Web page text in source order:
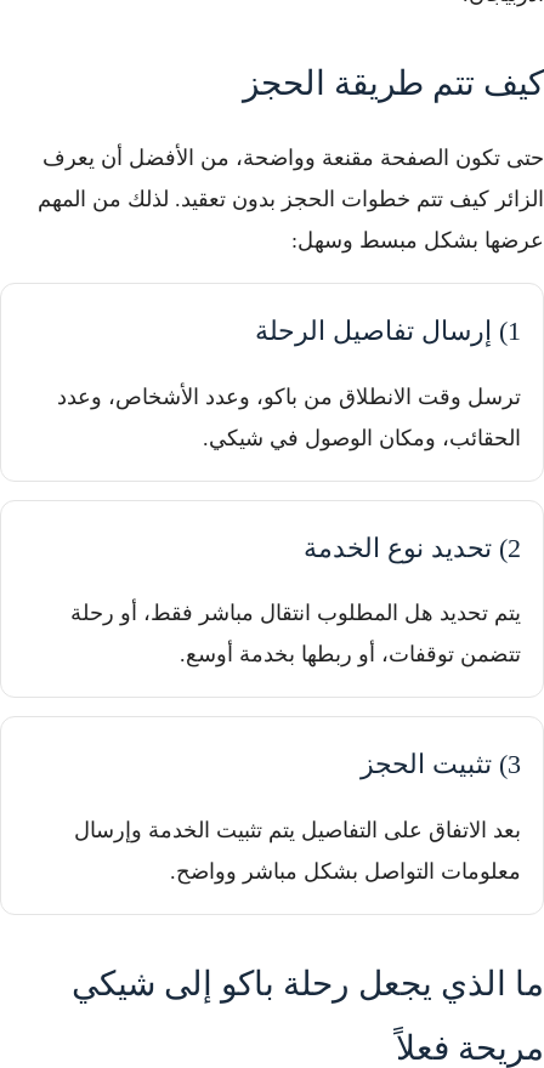
كيف تتم طريقة الحجز
حتى تكون الصفحة مقنعة وواضحة، من الأفضل أن يعرف
الزائر كيف تتم خطوات الحجز بدون تعقيد. لذلك من المهم
عرضها بشكل مبسط وسهل:
1) إرسال تفاصيل الرحلة
ترسل وقت الانطلاق من باكو، وعدد الأشخاص، وعدد
الحقائب، ومكان الوصول في شيكي.
2) تحديد نوع الخدمة
يتم تحديد هل المطلوب انتقال مباشر فقط، أو رحلة
تتضمن توقفات، أو ربطها بخدمة أوسع.
3) تثبيت الحجز
بعد الاتفاق على التفاصيل يتم تثبيت الخدمة وإرسال
معلومات التواصل بشكل مباشر وواضح.
ما الذي يجعل رحلة باكو إلى شيكي
مريحة فعلاً